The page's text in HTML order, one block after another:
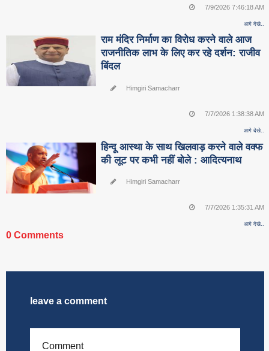
7/9/2026 7:46:18 AM
आगे देखे..
राम मंदिर निर्माण का विरोध करने वाले आज
राजनीतिक लाभ के लिए कर रहे दर्शन: राजीव
बिंदल
Himgiri Samacharr
7/7/2026 1:38:38 AM
आगे देखे..
हिन्दू आस्था के साथ खिलवाड़ करने वाले वक्फ
की लूट पर कभी नहीं बोले : आदित्यनाथ
Himgiri Samacharr
7/7/2026 1:35:31 AM
आगे देखे..
0 Comments
leave a comment
Comment